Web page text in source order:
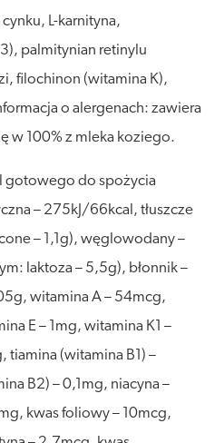
L-karnityna,
palmitynian retinylu
filochinon (witamina K),
o alergenach: zawiera
w 100% z mleka koziego.
gotowego do spożycia
– 275kJ/66kcal, tłuszcze
– 1,1g), węglowodany –
laktoza – 5,5g), błonnik –
witamina A – 54mcg,
E – 1mg, witamina K1 –
tiamina (witamina B1) –
B2) – 0,1mg, niacyna –
kwas foliowy – 10mcg,